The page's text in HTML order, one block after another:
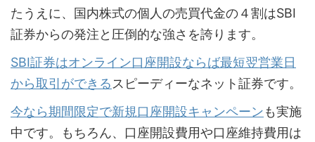
たうえに、国内株式の個人の売買代金の４割はSBI
証券からの発注と圧倒的な強さを誇ります。
SBI証券はオンライン口座開設ならば最短翌営業日
から取引ができる スピーディーなネット証券です。
今なら期間限定で新規口座開設キャンペーンも実施
中です。もちろん、口座開設費用や口座維持費用は